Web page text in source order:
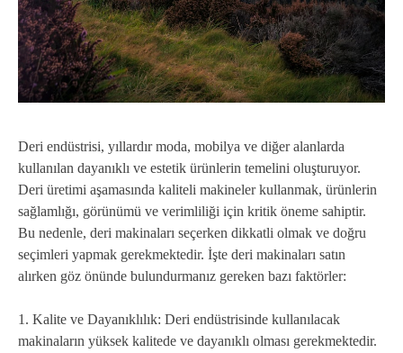
Deri endüstrisi, yıllardır moda, mobilya ve diğer alanlarda
kullanılan dayanıklı ve estetik ürünlerin temelini oluşturuyor.
Deri üretimi aşamasında kaliteli makineler kullanmak, ürünlerin
sağlamlığı, görünümü ve verimliliği için kritik öneme sahiptir.
Bu nedenle, deri makinaları seçerken dikkatli olmak ve doğru
seçimleri yapmak gerekmektedir. İşte deri makinaları satın
alırken göz önünde bulundurmanız gereken bazı faktörler:
1. Kalite ve Dayanıklılık: Deri endüstrisinde kullanılacak
makinaların yüksek kalitede ve dayanıklı olması gerekmektedir.